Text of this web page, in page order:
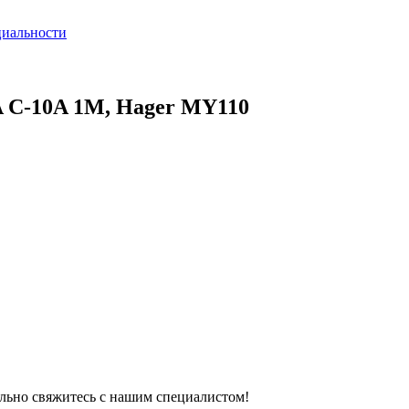
10A 1M, Hager MY110
свяжитесь с нашим специалистом!